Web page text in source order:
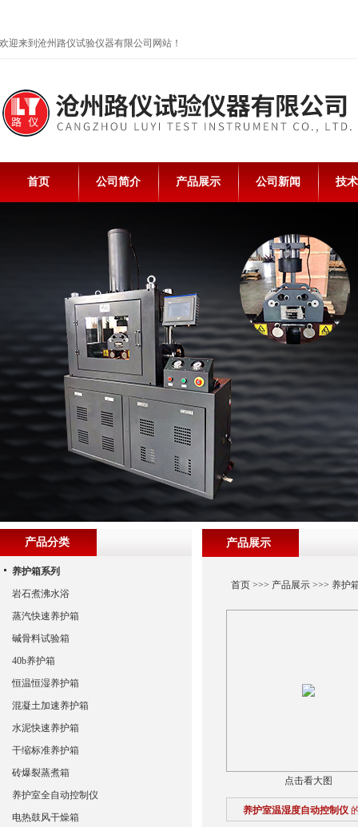
欢迎来到沧州路仪试验仪器有限公司网站！
首页 公司简介 产品展示 公司新闻 技
产品展示
首页>>> 产品展示>>> 养护
点击看大图
养护室温湿度自动控制仪
产品分类
养护箱系列
岩石煮沸水浴
蒸汽快速养护箱
碱骨料试验箱
40b养护箱
恒温恒湿养护箱
混凝土加速养护箱
水泥快速养护箱
干缩标准养护箱
砖爆裂蒸煮箱
养护室全自动控制仪
电热鼓风干燥箱